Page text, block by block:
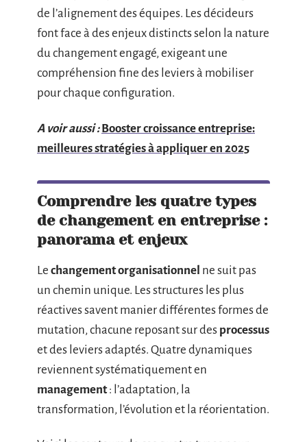
de l’alignement des équipes. Les décideurs
font face à des enjeux distincts selon la nature
du changement engagé, exigeant une
compréhension fine des leviers à mobiliser
pour chaque configuration.
A voir aussi : Booster croissance entreprise:
meilleures stratégies à appliquer en 2025
Comprendre les quatre types
de changement en entreprise :
panorama et enjeux
Le changement organisationnel ne suit pas
un chemin unique. Les structures les plus
réactives savent manier différentes formes de
mutation, chacune reposant sur des processus
et des leviers adaptés. Quatre dynamiques
reviennent systématiquement en
management: l’adaptation, la
transformation, l’évolution et la réorientation.